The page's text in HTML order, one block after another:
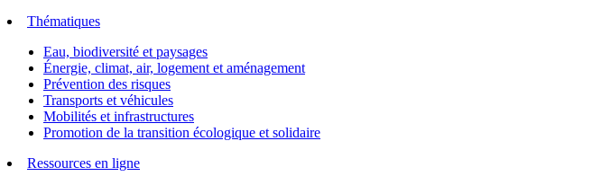
Thématiques
Eau, biodiversité et paysages
Énergie, climat, air, logement et aménagement
Prévention des risques
Transports et véhicules
Mobilités et infrastructures
Promotion de la transition écologique et solidaire
Ressources en ligne